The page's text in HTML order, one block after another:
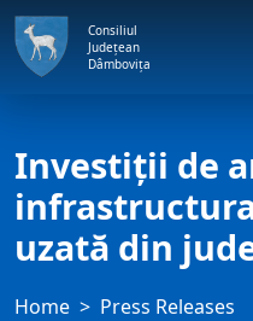
Consiliul
Județean
Dâmbovița
Investiții de
uzată din
Home
Press Releases